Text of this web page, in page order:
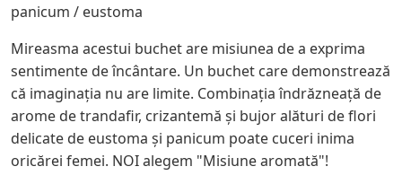
panicum / eustoma
Mireasma acestui buchet are misiunea de a exprima
sentimente de încântare. Un buchet care demonstrează
că imaginaţia nu are limite. Combinația îndrăzneață de
arome de trandafir, crizantemă și bujor alături de flori
delicate de eustoma și panicum poate cuceri inima
oricărei femei. NOI alegem "Misiune aromată"!